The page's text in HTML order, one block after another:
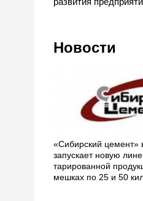
Новости
«Сибирский цемент»
запускает новую
тарированной
мешках по 25 и 50